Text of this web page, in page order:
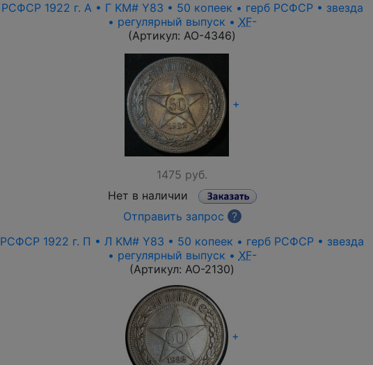
РСФСР 1922 г. А • Г KM# Y83 • 50 копеек • герб РСФСР • звезда
• регулярный выпуск • XF-
(Артикул: AO-4346)
+
1475 руб.
Нет в наличии
Отправить запрос
?
РСФСР 1922 г. П • Л KM# Y83 • 50 копеек • герб РСФСР • звезда
• регулярный выпуск • XF-
(Артикул: AO-2130)
+